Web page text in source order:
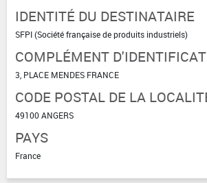
IDENTITÉ DU DESTINATAIRE
SFPI (Société française de produits industriels)
COMPLÉMENT
3, PLACE MENDES FRANCE
CODE POSTAL DE LA
49100 ANGERS
PAYS
France